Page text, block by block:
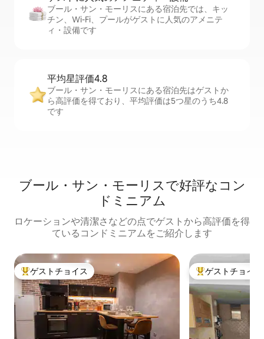
ブール・サン・モーリスにある宿泊先では、キッ
チン、Wi-Fi、プールがゲストに人気のアメニテ
ィ・設備です
平均星評価4.8
ブール・サン・モーリスにある宿泊先はゲストか
ら高評価を得ており、平均評価は5つ星のうち4.8
です
ブール・サン・モーリスで好評なコン
ドミニアム
ロケーションや清潔さなどの点でゲストから高評価を得
ているコンドミニアムをご紹介します
大好評のゲストチョイスです。
ゲストチョイス 大好評のゲスト
ゲストチョイス